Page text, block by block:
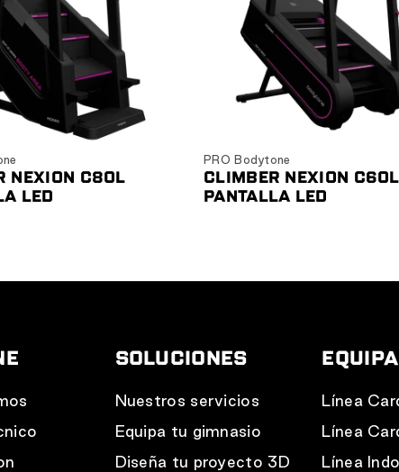
Ver producto
NEXION C80L
LED
Ver producto
PRO Bodytone
CLIMBER NEXION C60L
PANTALLA LED
SOLUCIONES
Nuestros servicios
Equipa tu gimnasio
Diseña tu proyecto 3D
Línea
Línea
Línea